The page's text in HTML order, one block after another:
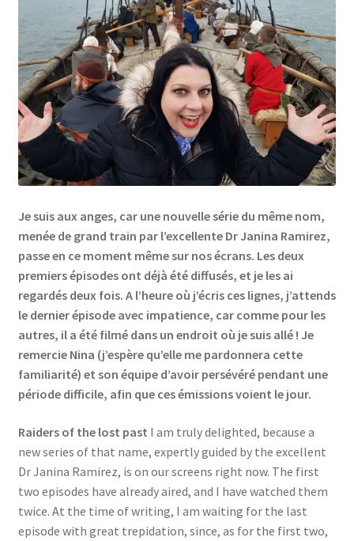
Links
My Account
Privacy Policy
Privacy Tools
Private Tuition
Shop
Terms and Conditions
Categories
Events
Locations
My Bookings
Private
Je suis aux anges, car une nouvelle série du même nom,
menée de grand train par l’excellente Dr Janina Ramirez,
passe en ce moment même sur nos écrans. Les deux
premiers épisodes ont déjà été diffusés, et je les ai
regardés deux fois. A l’heure où j’écris ces lignes, j’attends
le dernier épisode avec impatience, car comme pour les
autres, il a été filmé dans un endroit où je suis allé ! Je
remercie Nina (j’espère qu’elle me pardonnera cette
familiarité) et son équipe d’avoir persévéré pendant une
période difficile, afin que ces émissions voient le jour.
Raiders of the lost past I am truly delighted, because a
new series of that name, expertly guided by the excellent
Dr Janina Ramirez, is on our screens right now. The first
two episodes have already aired, and I have watched them
twice. At the time of writing, I am waiting for the last
episode with great trepidation, since, as for the first two,